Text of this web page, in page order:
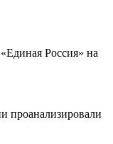
Россия» на
проанализировали